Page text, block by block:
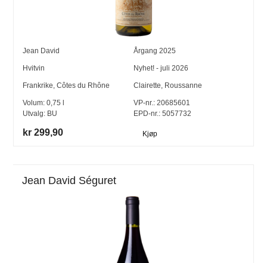
Jean David Årgang 2025
Hvitvin Nyhet! - juli 2026
Frankrike,Côtes du Rhône Clairette, Roussanne
Volum:0,75
Utvalg: BU
VP-nr.: 20685601
EPD-nr.: 5057732
kr 299,90 Kjøp
Jean David Séguret